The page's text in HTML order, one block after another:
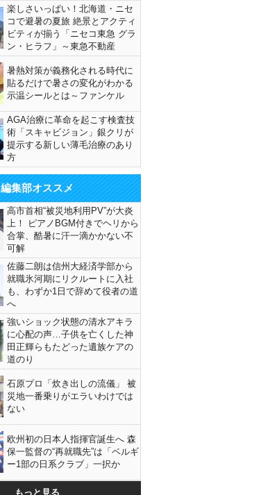
楽しさいっぱい！北海道・ニセ
コで避暑の夏旅 絶景とアクティ
ビティが揃う「ニセコ東急 グラ
ン・ヒラフ」～東急不動産
暑熱対策が義務化される時代に
貼るだけで暑さの変化がわかる
示温シールとは～ファンケル
AGA治療に革命を起こす検査技
術「スキャビジョン」銀クリが
提示する新しい薄毛治療のあり
方
編集部オススメ
高市首相“被災地利用PV”が大炎
上！ ピアノBGM付きでヘリから
合掌、酷暑に汗一滴かかない不
可解
佐藤二朗は信州大経済学部から
就職氷河期にリクルートに入社
も、わずか1日で辞めて役者の道
へ
強いショック状態の清水アキラ
に心配の声…子供を亡くした神
田正輝らもたどった遺族ケアの
道のり
石原プロ「炊き出しの流儀」 被
災地一番乗りがエラいわけでは
ない
欧州初の日本人指揮官誕生へ 森
保一監督の“再就職先”は「ベルギ
ー1部の日系クラブ」一択か
もっと見る